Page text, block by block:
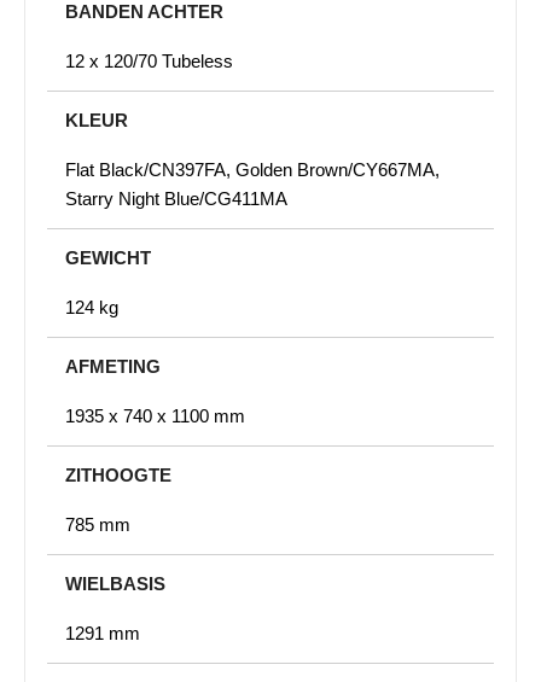
BANDEN ACHTER
12 x 120/70 Tubeless
KLEUR
Flat Black/CN397FA, Golden Brown/CY667MA,
Starry Night Blue/CG411MA
GEWICHT
124 kg
AFMETING
1935 x 740 x 1100 mm
ZITHOOGTE
785 mm
WIELBASIS
1291 mm